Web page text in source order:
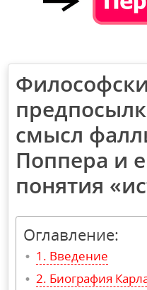
смысл
Поппера и
понятия
Оглавление:
Введение
Биография